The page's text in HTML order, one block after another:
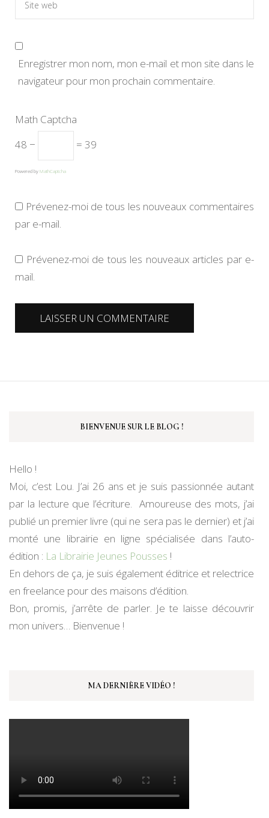
Enregistrer mon nom, mon e-mail et mon site dans le
navigateur pour mon prochain commentaire.
Math Captcha
48 −
= 39
Powered byMathCaptcha
Prévenez-moi de tous les nouveaux commentaires
par e-mail.
Prévenez-moi de tous les nouveaux articles par e-
mail.
BIENVENUE SUR LE BLOG !
Hello !
Moi, c’est Lou. J’ai 26 ans et je suis passionnée autant
par la lecture que l’écriture. Amoureuse des mots, j’ai
publié un premier livre (qui ne sera pas le dernier) et j’ai
monté une librairie en ligne spécialisée dans l’auto-
édition : La Librairie Jeunes Pousses !
En dehors de ça, je suis également éditrice et relectrice
en freelance pour des maisons d’édition.
Bon, promis, j’arrête de parler. Je te laisse découvrir
mon univers… Bienvenue !
MA DERNIÈRE VIDÉO !